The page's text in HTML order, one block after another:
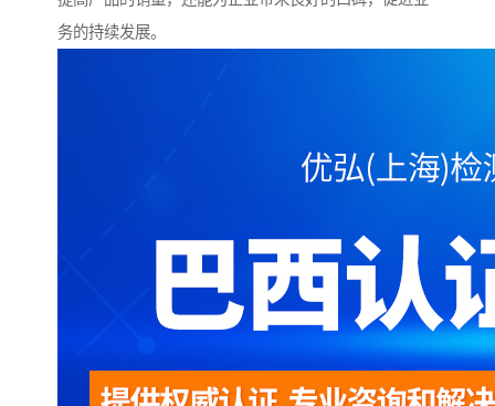
务的持续发展。